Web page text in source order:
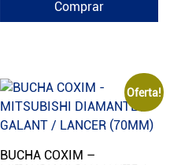
Comprar
Oferta!
BUCHA COXIM –